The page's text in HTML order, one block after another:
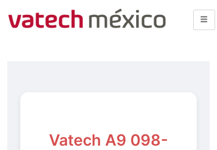
Vatech A9 098-